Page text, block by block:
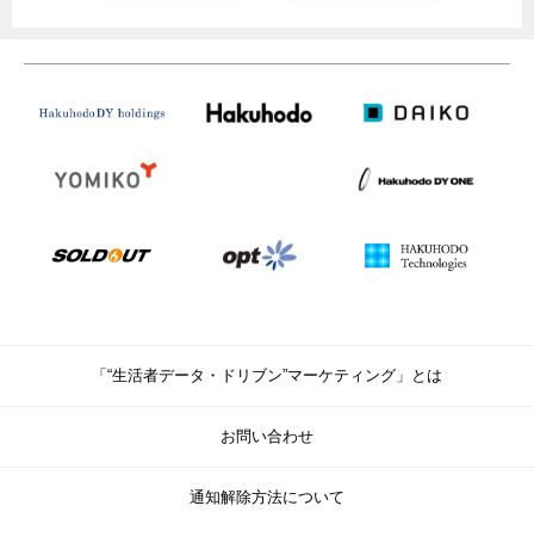
「“生活者データ・ドリブン”マーケティング」とは
お問い合わせ
通知解除方法について